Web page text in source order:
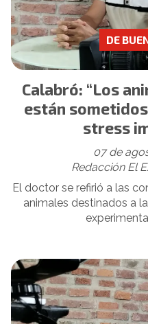
Calabró: “Los
están
stress
Redacción El
DE
07 de
El doctor se refirió a las
animales destinados a